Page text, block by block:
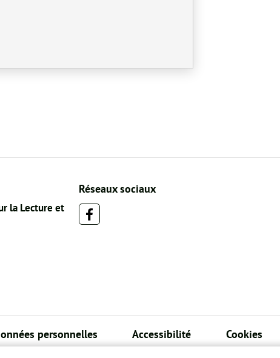
la Lecture et
Réseaux sociaux
personnelles Accessibilité Cookies